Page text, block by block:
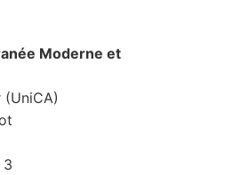
Moderne et
(UniCA)
3